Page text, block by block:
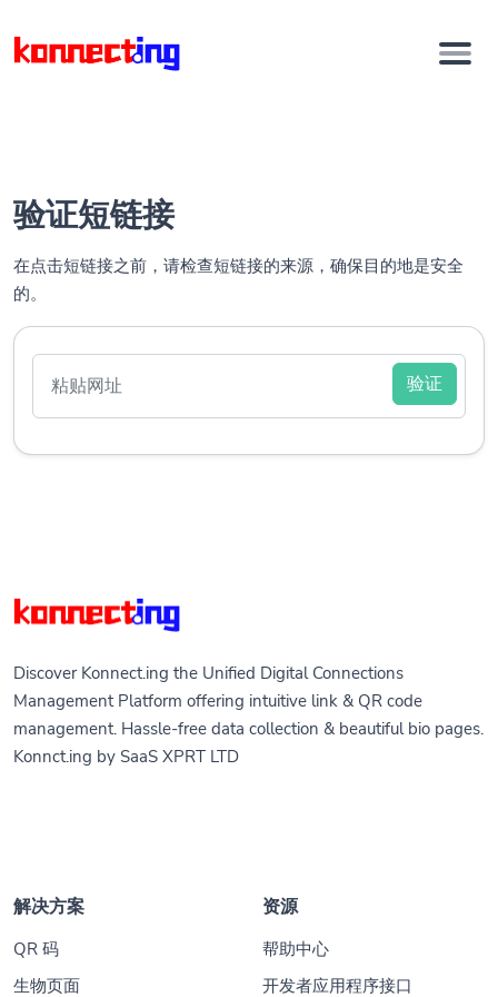
验证短链接
在点击短链接之前，请检查短链接的来源，确保目的地是安全
的。
验证
Discover Konnect.ing the Unified Digital Connections
Management Platform offering intuitive link & QR code
management. Hassle-free data collection & beautiful bio pages.
Konnct.ing by SaaS XPRT LTD
解决方案
QR 码
生物页面
资源
帮助中心
开发者应用程序接口